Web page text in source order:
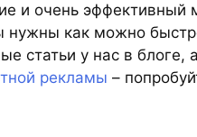
и очень эффективный
нужны как можно
статьи у нас в
рекламы –